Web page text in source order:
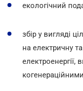
екологічний
збір у вигляді
на електричну
електроенергії,